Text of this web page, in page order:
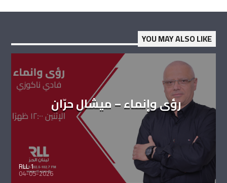
YOU MAY ALSO LIKE
رؤى وإنماء – ميشال حرّان
RLL 1
04-05-2026